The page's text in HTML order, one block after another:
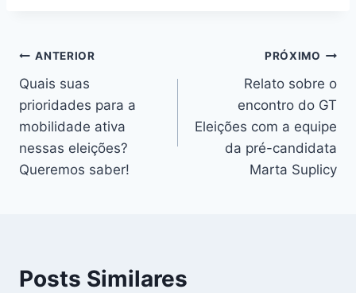
Navegação
de
Post
ANTERIOR
Quais suas
prioridades para a
mobilidade ativa
nessas eleições?
Queremos saber!
PRÓXIMO
Relato sobre o
encontro do GT
Eleições com a equipe
da pré-candidata
Marta Suplicy
Posts Similares